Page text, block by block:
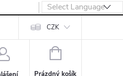
CZK
NÁKUPNÍ
Prázdný košík